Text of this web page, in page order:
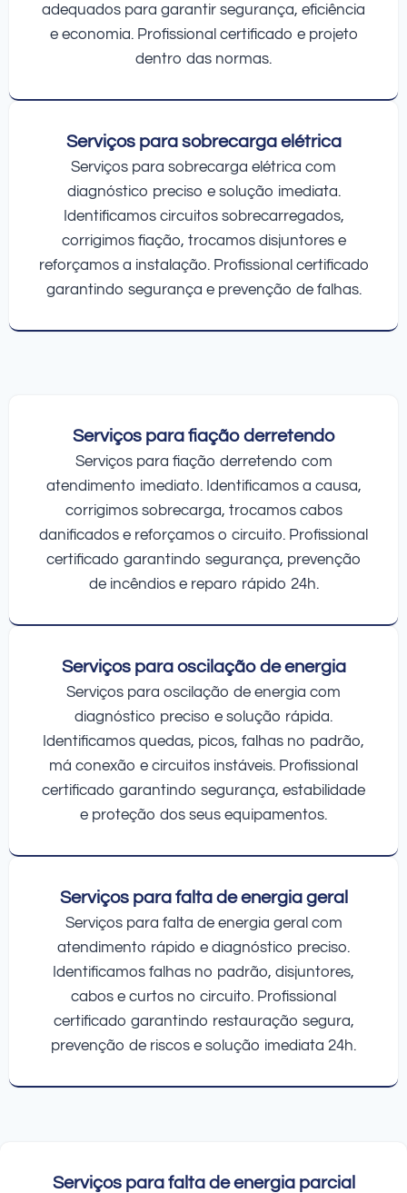
adequados para garantir segurança, eficiência
e economia. Profissional certificado e projeto
dentro das normas.
Serviços para sobrecarga elétrica
Serviços para sobrecarga elétrica com
diagnóstico preciso e solução imediata.
Identificamos circuitos sobrecarregados,
corrigimos fiação, trocamos disjuntores e
reforçamos a instalação. Profissional certificado
garantindo segurança e prevenção de falhas.
Serviços para fiação derretendo
Serviços para fiação derretendo com
atendimento imediato. Identificamos a causa,
corrigimos sobrecarga, trocamos cabos
danificados e reforçamos o circuito. Profissional
certificado garantindo segurança, prevenção
de incêndios e reparo rápido 24h.
Serviços para oscilação de energia
Serviços para oscilação de energia com
diagnóstico preciso e solução rápida.
Identificamos quedas, picos, falhas no padrão,
má conexão e circuitos instáveis. Profissional
certificado garantindo segurança, estabilidade
e proteção dos seus equipamentos.
Serviços para falta de energia geral
Serviços para falta de energia geral com
atendimento rápido e diagnóstico preciso.
Identificamos falhas no padrão, disjuntores,
cabos e curtos no circuito. Profissional
certificado garantindo restauração segura,
prevenção de riscos e solução imediata 24h.
Serviços para falta de energia parcial